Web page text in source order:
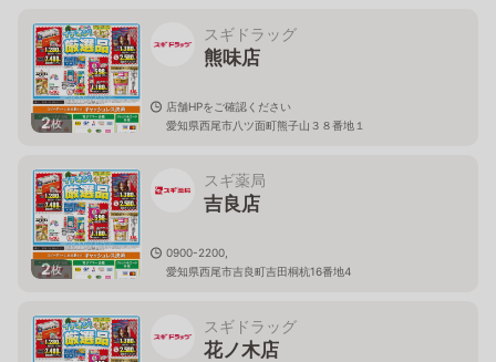
2枚
スギドラッグ
熊味店
店舗HPをご確認ください
愛知県西尾市八ツ面町熊子山３８番地１
2枚
スギ薬局
吉良店
0900-2200,
愛知県西尾市吉良町吉田桐杭16番地4
スギドラッグ
花ノ木店